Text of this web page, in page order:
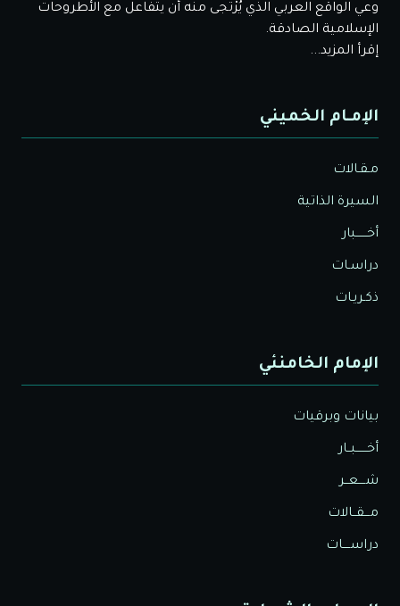
وعي الواقع العربي الذي يُرْتَجى منه أن يتفاعل مع الأطروحات
الإسلامية الصادقة.
إقرأ المزيد...
الإمـام الخميني
مـقـالات
السيرة الذاتية
أخــــــبار
دراسـات
ذكـريـات
الإمام الخامنئي
بيانات وبرقيات
أخــــــبــار
شــــعــر
مـــقــالات
دراســــات